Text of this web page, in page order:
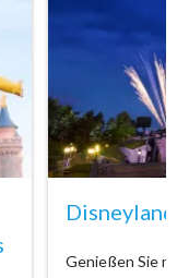
Genießen Sie